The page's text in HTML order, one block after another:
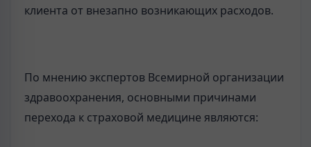
клиента от внезапно возникающих расходов.
По мнению экспертов Всемирной организации
здравоохранения, основными причинами
перехода к страховой медицине являются: